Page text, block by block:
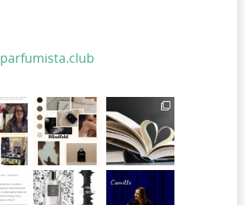
parfumista.club